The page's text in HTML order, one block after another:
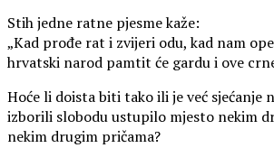
Stih jedne ratne pjesme kaže:
„Kad prođe rat i zvijeri odu, kad nam
hrvatski narod pamtit će gardu i ove
Hoće li doista biti tako ili je već sjećanje
izborili slobodu ustupilo mjesto nekim
nekim drugim pričama?